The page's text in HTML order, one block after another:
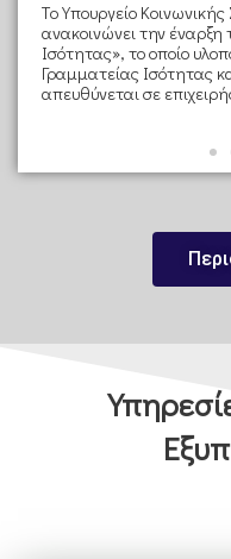
Tο Υπουργείο
ανακοινώνει την
Ισότητας», το οποίο
Γραμματείας Ισότητας
απευθύνεται σε